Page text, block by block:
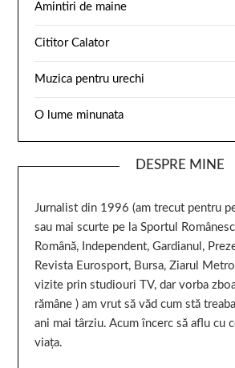
Amintiri de maine
Cititor Calator
Muzica pentru urechi
O lume minunata
DESPRE MINE
Jurnalist din 1996 (am trecut pentru
sau mai scurte pe la Sportul
Română, Independent, Gardianul,
Revista Eurosport, Bursa, Ziarul
vizite prin studiouri TV, dar vorba
rămâne ) am vrut să văd cum stă
ani mai târziu. Acum încerc să aflu cu
viața.